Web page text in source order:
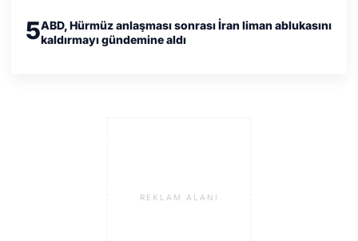
5ABD, Hürmüz anlaşması sonrası İran liman ablukasını
kaldırmayı gündemine aldı
REKLAM ALANI